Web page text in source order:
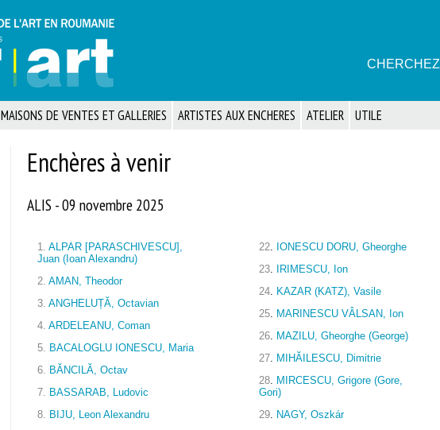
CHERCHEZ
MAISONS DE VENTES ET GALLERIES ARTISTES AUX ENCHERES ATELIER UTILE
Enchères à venir
ALIS - 09 novembre 2025
1. ALPAR [PARASCHIVESCU],
Juan (Ioan Alexandru)
2. AMAN, Theodor
3. ANGHELUȚĂ, Octavian
4. ARDELEANU, Coman
5. BACALOGLU IONESCU, Maria
6. BĂNCILĂ, Octav
7. BASSARAB, Ludovic
8. BIJU, Leon Alexandru
22. IONESCU DORU, Gheorghe
23.
IRIMESCU, Ion
24. KAZAR (KATZ), Vasile
25. MARINESCU VÂLSAN, Ion
26. MAZILU, Gheorghe (George)
27. MIHĂILESCU, Dimitrie
28. MIRCESCU, Grigore (Gore,
Gori)
29. NAGY, Oszkár